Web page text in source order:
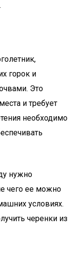
горок и
Это
и требует
необходимо
нужно
чего ее можно
условиях.
черенки из